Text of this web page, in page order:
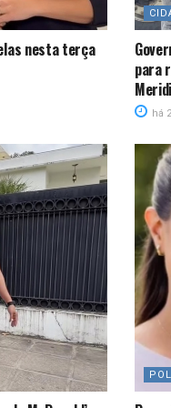
nesta terça
para
há